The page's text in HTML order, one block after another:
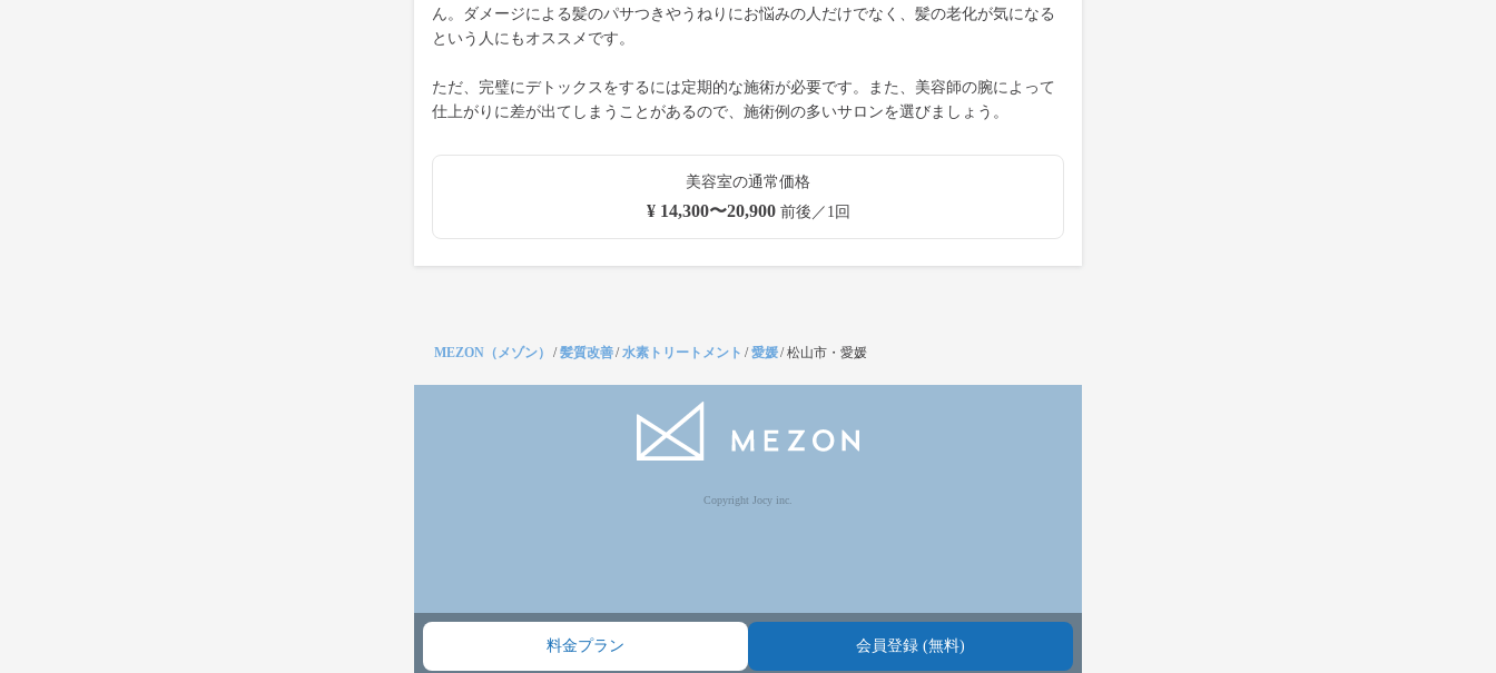
ん。ダメージによる髪のパサつきやうねりにお悩みの人だけでなく、髪の老化が気になる
という人にもオススメです。
ただ、完璧にデトックスをするには定期的な施術が必要です。また、美容師の腕によって
仕上がりに差が出てしまうことがあるので、施術例の多いサロンを選びましょう。
美容室の通常価格
¥ 14,300〜20,900前後／1回
料金プラン 会員登録 (無料)
MEZON（メゾン） /髪質改善/水素トリートメント /愛媛/松山市・愛媛
Copyright Jocy inc.